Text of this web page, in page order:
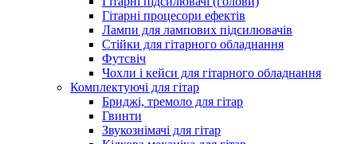
Гітарні процесори ефектів
Лампи для лампових підсилювачів
Стійки для гітарного обладнання
Футсвіч
Чохли і кейси для гітарного обладнання
Комплектуючі для гітар
Бриджі, тремоло для гітар
Гвинти
Звукознімачі для гітар